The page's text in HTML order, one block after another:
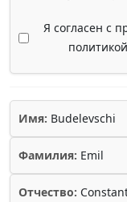
Я согласен с
Имя: Budelevschi
Фамилия: Emil
Отчество: